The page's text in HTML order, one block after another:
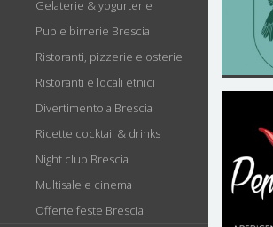
Gelaterie & yogurterie
Pub e birrerie Brescia
Ristoranti, pizzerie e osterie
Ristoranti e locali etnici
Divertimento a Brescia
Ricette cocktail & drinks
Night club Brescia
Multisale e cinema
Offerte feste Brescia